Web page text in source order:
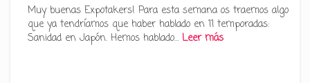
Muy buenas Expotakers! Para esta semana os traemos algo
que ya tendríamos que haber hablado en 11 temporadas:
Sanidad en Japón. Hemos hablado… Leer más